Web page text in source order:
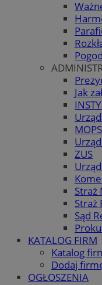
Jak
MOPS
ZUS
Straż
Straż
Sąd
KATALOG FIRM
Katalog
Dodaj
OGŁOSZENIA